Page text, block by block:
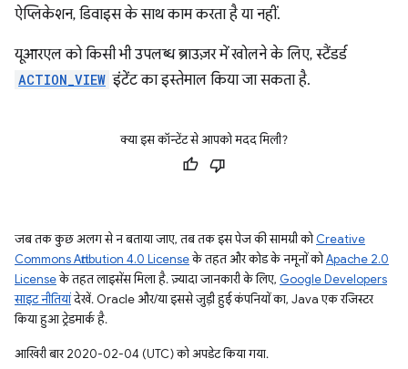
ऐप्लिकेशन, डिवाइस के साथ काम करता है या नहीं.
यूआरएल को किसी भी उपलब्ध ब्राउज़र में खोलने के लिए, स्टैंडर्ड
ACTION_VIEW इंटेंट का इस्तेमाल किया जा सकता है.
क्या इस कॉन्टेंट से आपको मदद मिली?
जब तक कुछ अलग से न बताया जाए, तब तक इस पेज की सामग्री कोCreative
Commons Attribution 4.0 Licenseके तहत और कोड के नमूनों कोApache 2.0
Licenseके तहत लाइसेंस मिला है. ज़्यादा जानकारी के लिए, Google Developers
साइट नीतियांदेखें. Oracle और/या इससे जुड़ी हुई कंपनियों का, Java एक रजिस्टर
किया हुआ ट्रेडमार्क है.
आखिरी बार 2020-02-04 (UTC) को अपडेट किया गया.